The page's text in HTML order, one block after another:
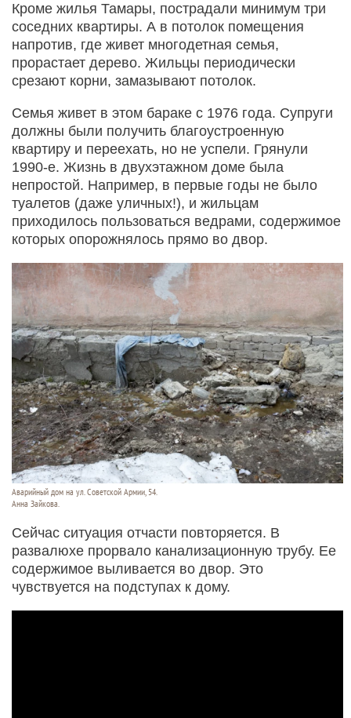
Кроме жилья Тамары, пострадали минимум три
соседних квартиры. А в потолок помещения
напротив, где живет многодетная семья,
прорастает дерево. Жильцы периодически
срезают корни, замазывают потолок.
Семья живет в этом бараке с 1976 года. Супруги
должны были получить благоустроенную
квартиру и переехать, но не успели. Грянули
1990-е. Жизнь в двухэтажном доме была
непростой. Например, в первые годы не было
туалетов (даже уличных!), и жильцам
приходилось пользоваться ведрами, содержимое
которых опорожнялось прямо во двор.
Аварийный дом на ул. Советской Армии, 54.
Анна Зайкова.
Сейчас ситуация отчасти повторяется. В
развалюхе прорвало канализационную трубу. Ее
содержимое выливается во двор. Это
чувствуется на подступах к дому.